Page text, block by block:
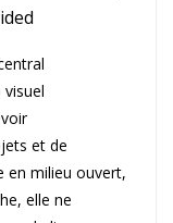
et de
en milieu ouvert,
elle ne